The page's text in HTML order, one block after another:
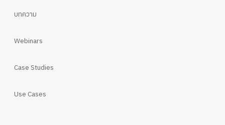
บทความ
Webinars
Case Studies
Use Cases